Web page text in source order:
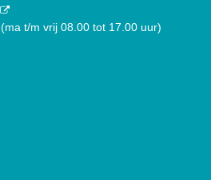
(ma t/m vrij 08.00 tot 17.00 uur)